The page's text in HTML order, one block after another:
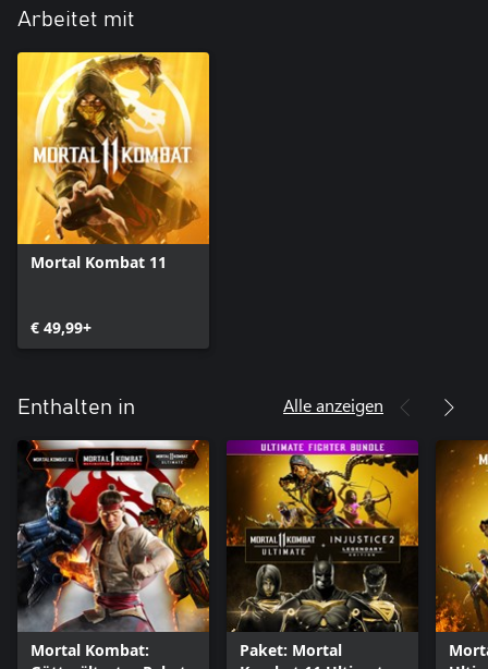
Arbeitet mit
Mortal Kombat 11
€ 49,99+
Enthalten in Alle anzeigen
Mortal Kombat:
Paket: Mortal